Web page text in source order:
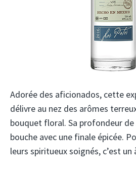
Adorée des aficionados, cette
délivre au nez des arômes
bouquet floral. Sa profondeur de
bouche avec une finale épicée.
leurs spiritueux soignés, c’est